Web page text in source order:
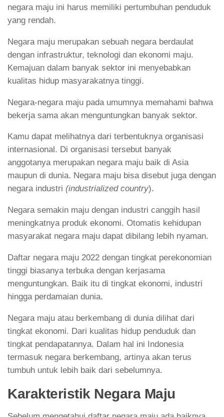
negara maju ini harus memiliki pertumbuhan penduduk
yang rendah.
Negara maju merupakan sebuah negara berdaulat
dengan infrastruktur, teknologi dan ekonomi maju.
Kemajuan dalam banyak sektor ini menyebabkan
kualitas hidup masyarakatnya tinggi.
Negara-negara maju pada umumnya memahami bahwa
bekerja sama akan menguntungkan banyak sektor.
Kamu dapat melihatnya dari terbentuknya organisasi
internasional. Di organisasi tersebut banyak
anggotanya merupakan negara maju baik di Asia
maupun di dunia. Negara maju bisa disebut juga dengan
negara industri (industrialized country).
Negara semakin maju dengan industri canggih hasil
meningkatnya produk ekonomi. Otomatis kehidupan
masyarakat negara maju dapat dibilang lebih nyaman.
Daftar negara maju 2022 dengan tingkat perekonomian
tinggi biasanya terbuka dengan kerjasama
menguntungkan. Baik itu di tingkat ekonomi, industri
hingga perdamaian dunia.
Negara maju atau berkembang di dunia dilihat dari
tingkat ekonomi. Dari kualitas hidup penduduk dan
tingkat pendapatannya. Dalam hal ini Indonesia
termasuk negara berkembang, artinya akan terus
tumbuh untuk lebih baik dari sebelumnya.
Karakteristik Negara Maju